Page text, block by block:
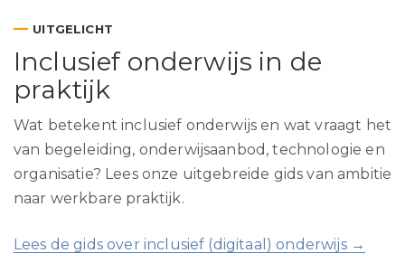
— UITGELICHT
Inclusief onderwijs in de
praktijk
Wat betekent inclusief onderwijs en wat vraagt het
van begeleiding, onderwijsaanbod, technologie en
organisatie? Lees onze uitgebreide gids van ambitie
naar werkbare praktijk.
Lees de gids over inclusief (digitaal) onderwijs →